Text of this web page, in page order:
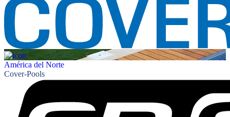
América del Norte
Cover-Pools